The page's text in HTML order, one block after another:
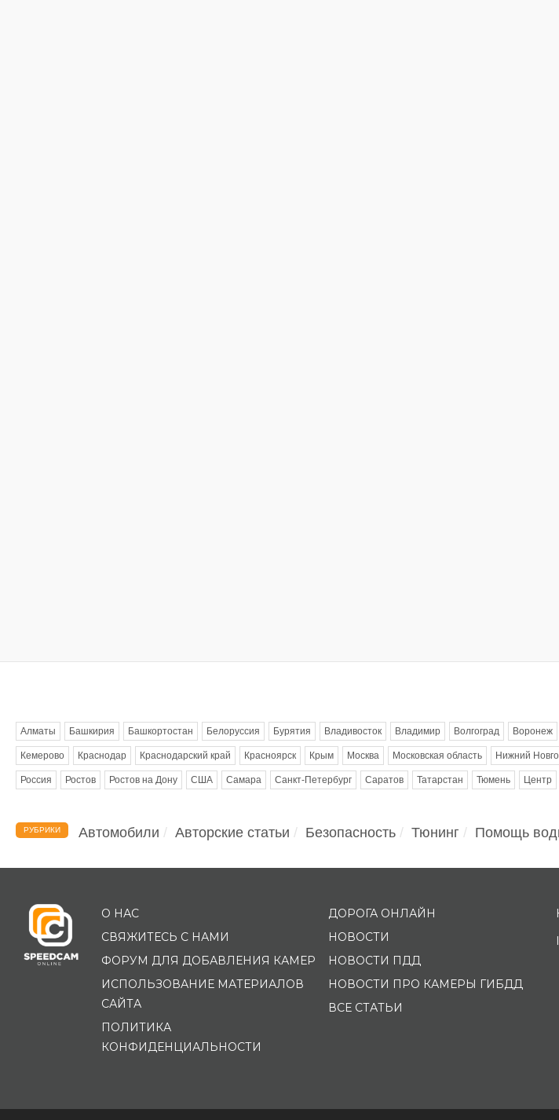
Алматы Башкирия Башкортостан Белоруссия Бурятия Владивосток Владимир Волгоград Воронеж
Кемерово Краснодар Краснодарский край Красноярск Крым Москва Московская область Нижний
Россия Ростов Ростов на Дону США Самара Санкт-Петербург Саратов Татарстан Тюмень Центр
РУБРИКИ Автомобили Авторские статьи Безопасность Тюнинг Помощь
О НАС
СВЯЖИТЕСЬ С НАМИ
ФОРУМ ДЛЯ ДОБАВЛЕНИЯ КАМЕР
ИСПОЛЬЗОВАНИЕ МАТЕРИАЛОВ
САЙТА
ПОЛИТИКА
КОНФИДЕНЦИАЛЬНОСТИ
ДОРОГА ОНЛАЙН
НОВОСТИ
НОВОСТИ ПДД
НОВОСТИ ПРО КАМЕРЫ ГИБДД
ВСЕ СТАТЬИ